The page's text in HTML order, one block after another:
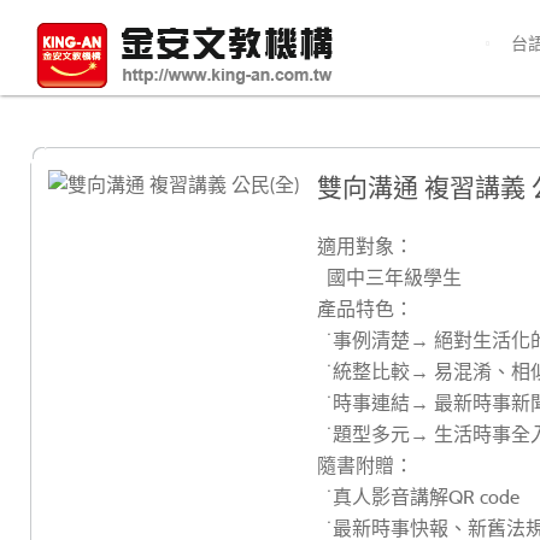
台
雙向溝通 複習講義
適用對象：
國中三年級學生
產品特色：
˙事例清楚→ 絕對生活化
˙統整比較→ 易混淆、相
˙時事連結→ 最新時事新
˙題型多元→ 生活時事全
隨書附贈：
˙真人影音講解QR code
˙最新時事快報、新舊法